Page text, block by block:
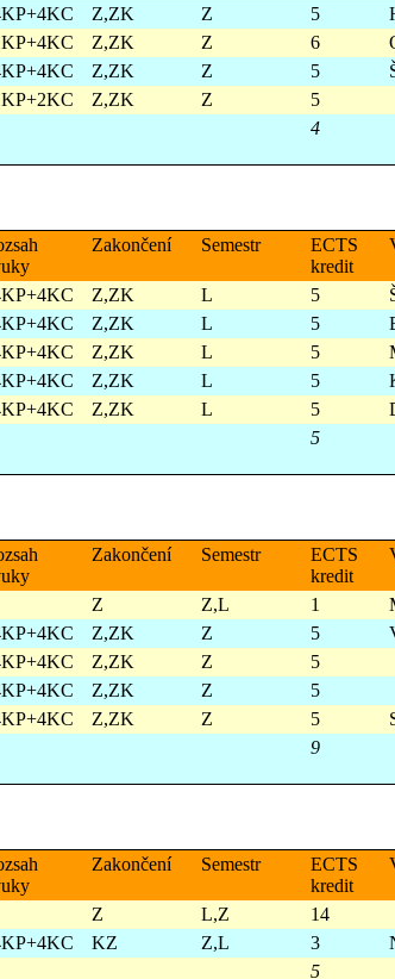
Z,ZK Z 5
Z,ZK Z 6
Z,ZK Z 5
Z,ZK Z 5
4
Zakončení Semestr
ECTS
kredit
Z,ZK L 5
Z,ZK L 5
Z,ZK L 5
Z,ZK L 5
Z,ZK L 5
5
Zakončení Semestr
ECTS
kredit
Z Z,L 1
Z,ZK Z 5
Z,ZK Z 5
Z,ZK Z 5
Z,ZK Z 5
9
Zakončení Semestr
ECTS
kredit
Z L,Z 14
KZ Z,L 3
5